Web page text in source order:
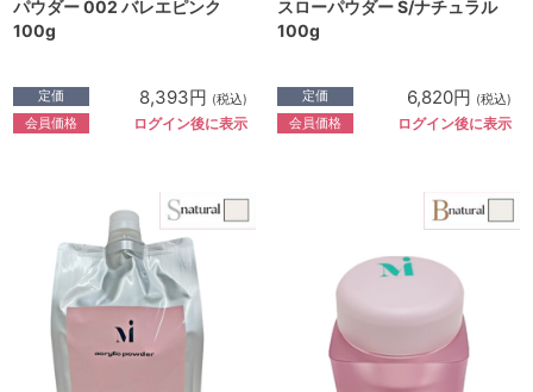
パウダー 002 バレエピンク
100g
定価 8,393円 (税込)
会員価格 ログイン後に表示
スローパウダー S/ナチュラル
100g
定価 6,820円 (税込)
会員価格 ログイン後に表示